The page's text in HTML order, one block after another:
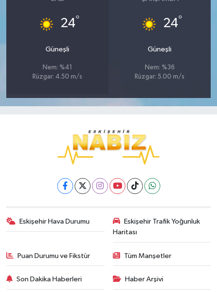
24°
Güneşli
Nem: %41
Rüzgar: 4.50 m/s
24°
Güneşli
Nem: %36
Rüzgar: 5.00 m/s
Eskişehir Hava Durumu
Eskişehir Trafik Yoğunluk
Haritası
Puan Durumu ve Fikstür Tüm Manşetler
Son Dakika Haberleri Haber Arşivi